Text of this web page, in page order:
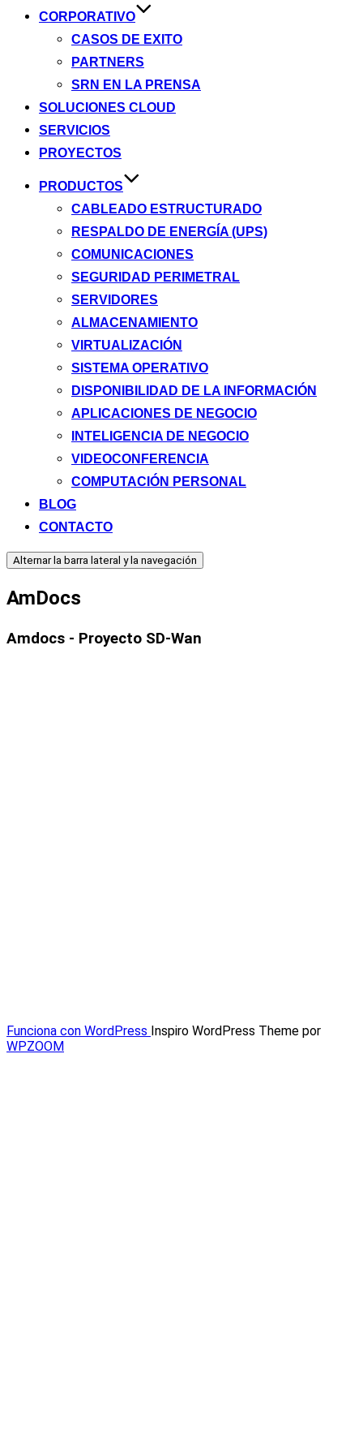
CORPORATIVO
CASOS DE EXITO
PARTNERS
SRN EN LA PRENSA
SOLUCIONES CLOUD
SERVICIOS
PROYECTOS
PRODUCTOS
CABLEADO ESTRUCTURADO
RESPALDO DE ENERGÍA (UPS)
COMUNICACIONES
SEGURIDAD PERIMETRAL
SERVIDORES
ALMACENAMIENTO
VIRTUALIZACIÓN
SISTEMA OPERATIVO
DISPONIBILIDAD DE LA INFORMACIÓN
APLICACIONES DE NEGOCIO
INTELIGENCIA DE NEGOCIO
VIDEOCONFERENCIA
COMPUTACIÓN PERSONAL
BLOG
CONTACTO
Alternar la barra lateral y la navegación
AmDocs
Amdocs - Proyecto SD-Wan
Funciona con WordPress Inspiro WordPress Theme por
WPZOOM